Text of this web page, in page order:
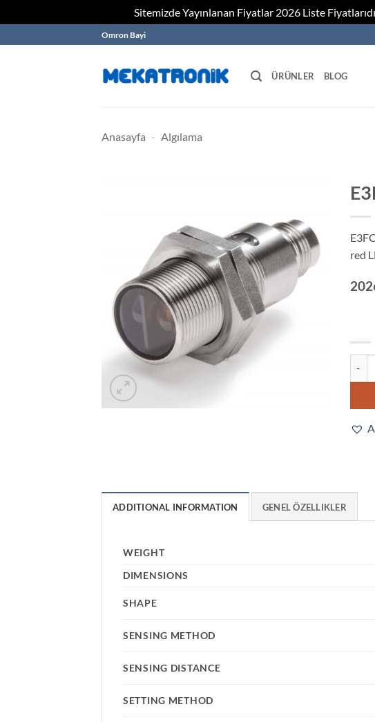
Sitemizde Yayınlanan Fiyatlar 2026 Liste
to
Omron Bayi
ÜRÜNLER BLOG
Anasayfa - Algılama
red
ADDITIONAL INFORMATION GENEL ÖZELLIKLER
WEIGHT
DIMENSIONS
SHAPE
SENSING METHOD
SENSING DISTANCE
SETTING METHOD